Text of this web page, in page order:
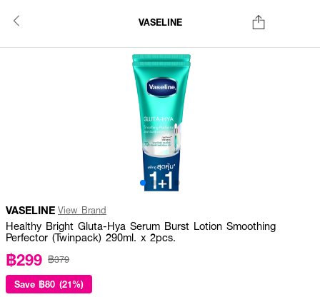
VASELINE
VASELINE View Brand
Healthy Bright Gluta-Hya Serum Burst Lotion Smoothing
Perfector (Twinpack) 290ml. x 2pcs.
฿299 ฿379
Save ฿80 (21%)